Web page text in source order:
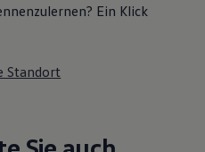
Ein Klick
Standort